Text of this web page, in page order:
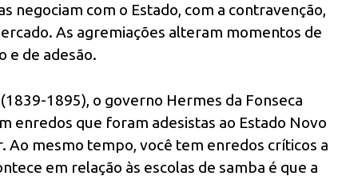
negociam com o Estado, com a contravenção,
As agremiações alteram momentos de
e de adesão.
1895), o governo Hermes da Fonseca
enredos que foram adesistas ao Estado Novo
Ao mesmo tempo, você tem enredos críticos a
em relação às escolas de samba é que a